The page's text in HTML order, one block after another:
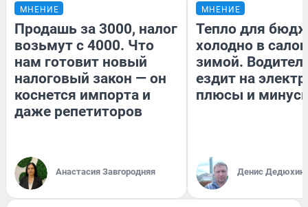
МНЕНИЕ
Продашь за 3000, налог
возьмут с 4000. Что
нам готовит новый
налоговый закон — он
коснется импорта и
даже репетиторов
Анастасия Завгородняя
МНЕНИЕ
Тепло для
холодно в
зимой.
ездит на
плюсы и
Денис Дедюхин